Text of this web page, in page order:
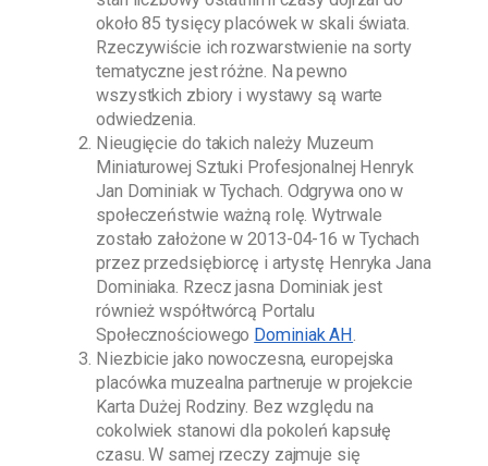
około 85 tysięcy placówek w skali świata.
Rzeczywiście ich rozwarstwienie na sorty
tematyczne jest różne. Na pewno
wszystkich zbiory i wystawy są warte
odwiedzenia.
Nieugięcie do takich należy Muzeum
Miniaturowej Sztuki Profesjonalnej Henryk
Jan Dominiak w Tychach . Odgrywa ono w
społeczeństwie ważną rolę. Wytrwale
zostało założone w2013-04-16 w Tychach
przez przedsiębiorcę i artystę Henryka Jana
Dominiaka . Rzecz jasna Dominiak jest
również współtwórcą Portalu
Społecznościowego Dominiak AH
Niezbicie jako nowoczesna, europejska
placówka muzealna partneruje w projekcie
Karta Dużej Rodziny. Bez względu na
cokolwiek stanowi dla pokoleń kapsułę
czasu. W samej rzeczy zajmuje się